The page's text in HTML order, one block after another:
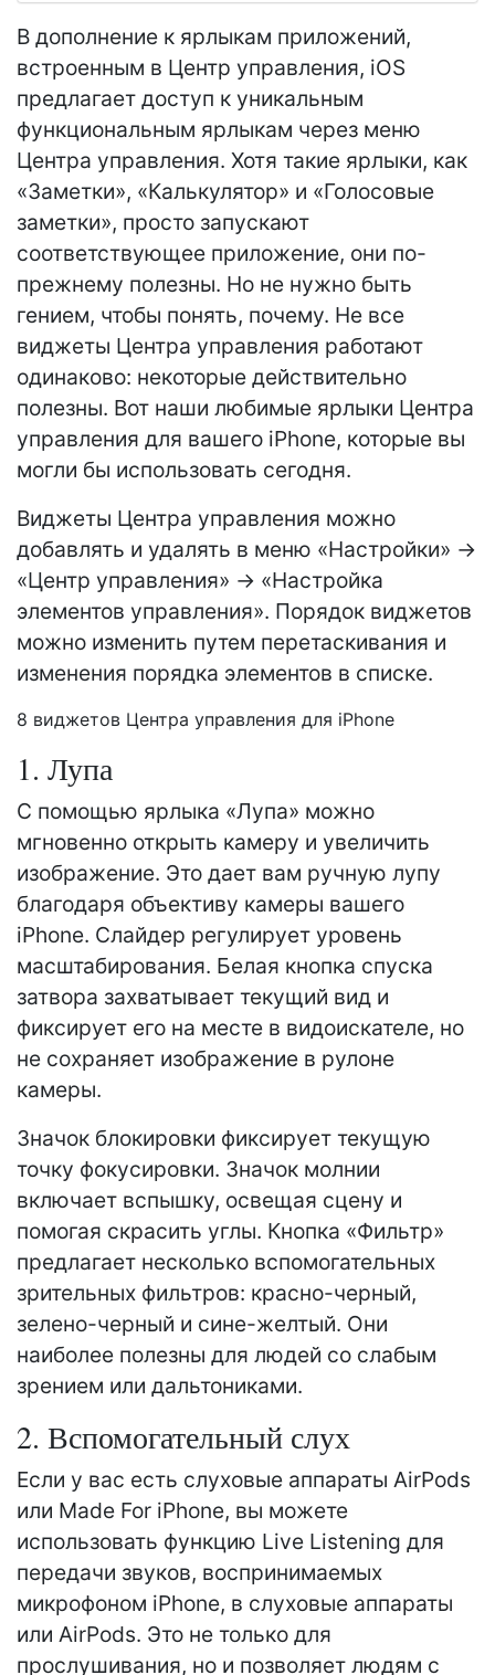
В дополнение к ярлыкам приложений,
встроенным в Центр управления, iOS
предлагает доступ к уникальным
функциональным ярлыкам через меню
Центра управления. Хотя такие ярлыки, как
«Заметки», «Калькулятор» и «Голосовые
заметки», просто запускают
соответствующее приложение, они по-
прежнему полезны. Но не нужно быть
гением, чтобы понять, почему. Не все
виджеты Центра управления работают
одинаково: некоторые действительно
полезны. Вот наши любимые ярлыки Центра
управления для вашего iPhone, которые вы
могли бы использовать сегодня.
Виджеты Центра управления можно
добавлять и удалять в меню «Настройки» ->
«Центр управления» -> «Настройка
элементов управления». Порядок виджетов
можно изменить путем перетаскивания и
изменения порядка элементов в списке.
8 виджетов Центра управления для iPhone
1. Лупа
С помощью ярлыка «Лупа» можно
мгновенно открыть камеру и увеличить
изображение. Это дает вам ручную лупу
благодаря объективу камеры вашего
iPhone. Слайдер регулирует уровень
масштабирования. Белая кнопка спуска
затвора захватывает текущий вид и
фиксирует его на месте в видоискателе, но
не сохраняет изображение в рулоне
камеры.
Значок блокировки фиксирует текущую
точку фокусировки. Значок молнии
включает вспышку, освещая сцену и
помогая скрасить углы. Кнопка «Фильтр»
предлагает несколько вспомогательных
зрительных фильтров: красно-черный,
зелено-черный и сине-желтый. Они
наиболее полезны для людей со слабым
зрением или дальтониками.
2. Вспомогательный слух
Если у вас есть слуховые аппараты AirPods
или Made For iPhone, вы можете
использовать функцию Live Listening для
передачи звуков, воспринимаемых
микрофоном iPhone, в слуховые аппараты
или AirPods. Это не только для
прослушивания, но и позволяет людям с